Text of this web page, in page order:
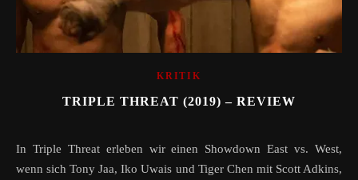
KRITIK
TRIPLE THREAT (2019) – REVIEW
In Triple Threat erleben wir einen Showdown East vs. West,
wenn sich Tony Jaa, Iko Uwais und Tiger Chen mit Scott Adkins,